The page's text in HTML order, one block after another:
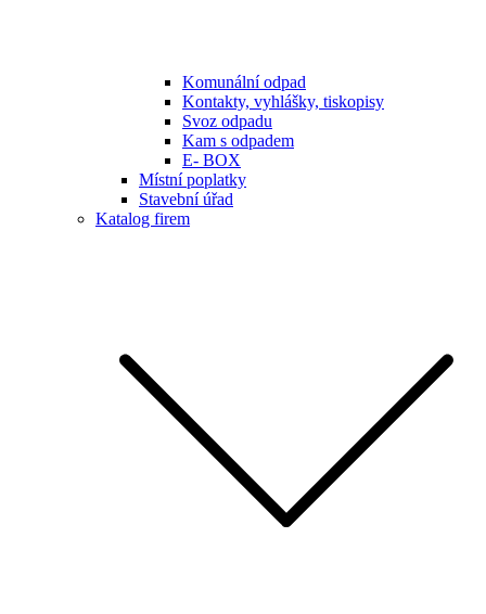
Komunální odpad
Kontakty, vyhlášky, tiskopisy
Svoz odpadu
Kam s odpadem
E- BOX
Místní poplatky
Stavební úřad
Katalog firem